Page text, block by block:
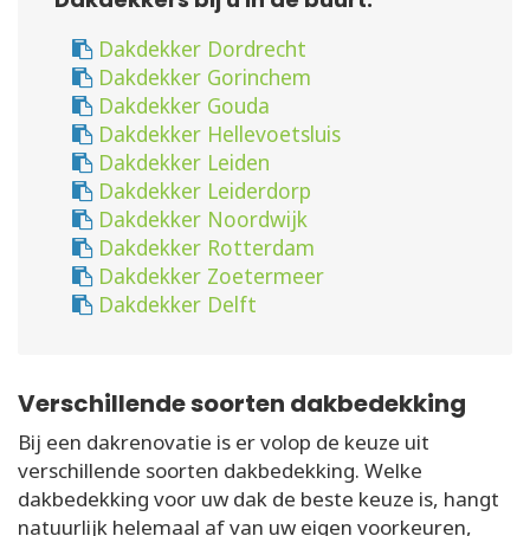
Dakdekker Dordrecht
Dakdekker Gorinchem
Dakdekker Gouda
Dakdekker Hellevoetsluis
Dakdekker Leiden
Dakdekker Leiderdorp
Dakdekker Noordwijk
Dakdekker Rotterdam
Dakdekker Zoetermeer
Dakdekker Delft
Verschillende soorten dakbedekking
Bij een dakrenovatie is er volop de keuze uit
verschillende soorten dakbedekking. Welke
dakbedekking voor uw dak de beste keuze is, hangt
natuurlijk helemaal af van uw eigen voorkeuren,